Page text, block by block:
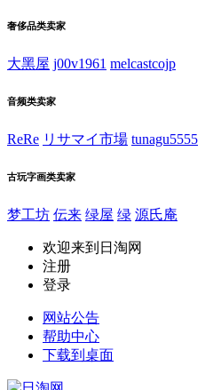
奢侈品类卖家
大黑屋 j00v1961 melcastcojp
音频类卖家
ReRe リサマイ市場 tunagu5555
古玩字画类卖家
梦工坊 伝来 绿屋 绿 源氏庵
欢迎来到日淘网
注册
登录
网站公告
帮助中心
下载到桌面